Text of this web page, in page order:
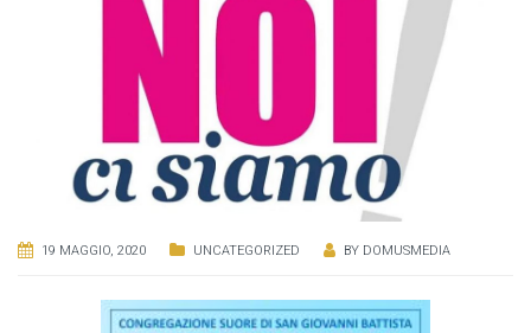
19 MAGGIO, 2020 UNCATEGORIZED BY DOMUSMEDIA